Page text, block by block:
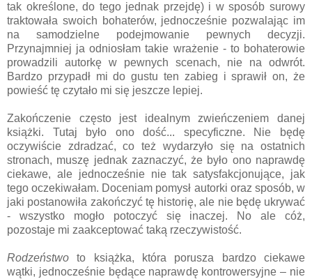
tak określone, do tego jednak przejdę) i w sposób surowy
traktowała swoich bohaterów, jednocześnie pozwalając im
na samodzielne podejmowanie pewnych decyzji.
Przynajmniej ja odniosłam takie wrażenie - to bohaterowie
prowadzili autorkę w pewnych scenach, nie na odwrót.
Bardzo przypadł mi do gustu ten zabieg i sprawił on, że
powieść tę czytało mi się jeszcze lepiej.
Zakończenie często jest idealnym zwieńczeniem danej
książki. Tutaj było ono dość... specyficzne. Nie będę
oczywiście zdradzać, co też wydarzyło się na ostatnich
stronach, muszę jednak zaznaczyć, że było ono naprawdę
ciekawe, ale jednocześnie nie tak satysfakcjonujące, jak
tego oczekiwałam. Doceniam pomysł autorki oraz sposób, w
jaki postanowiła zakończyć tę historię, ale nie będę ukrywać
- wszystko mogło potoczyć się inaczej. No ale cóż,
pozostaje mi zaakceptować taką rzeczywistość.
Rodzeństwoto książka, która porusza bardzo ciekawe
wątki, jednocześnie będące naprawdę kontrowersyjne – nie